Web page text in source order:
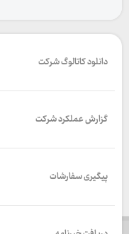
دانلود کاتالوگ شرکت
گزارش عملکرد شرکت
پیگیری سفارشات